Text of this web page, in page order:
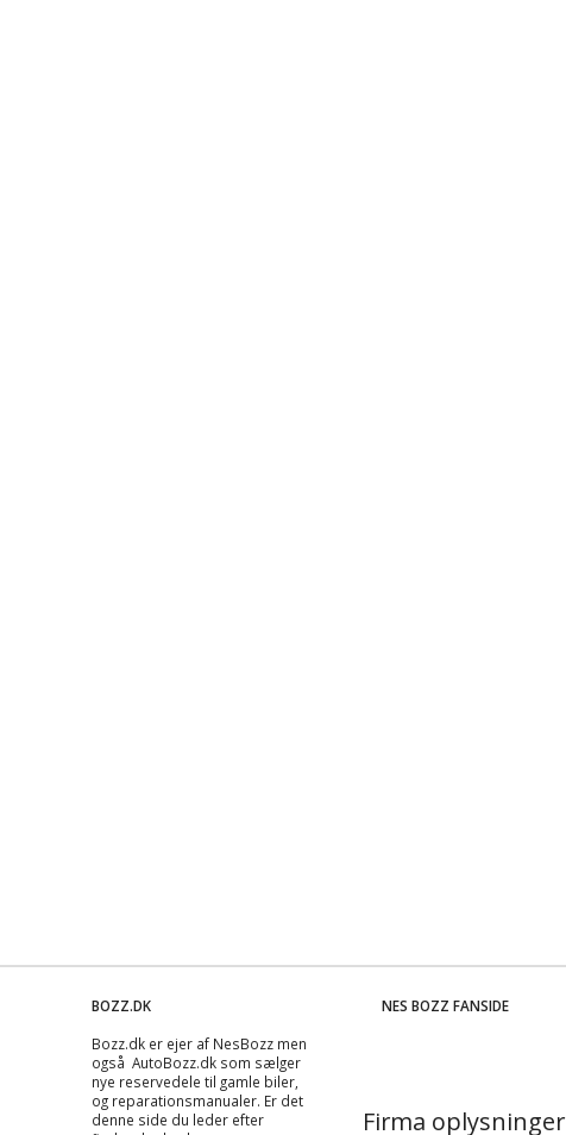
BOZZ.DK
Bozz.dk er ejer af NesBozz men
også AutoBozz.dk som sælger
nye reservedele til gamle biler,
og reparationsmanualer. Er det
denne side du leder efter
NES BOZZ FANSIDE
Firma oplysninger